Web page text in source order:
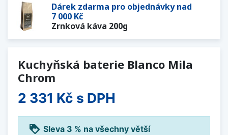
Dárek zdarma pro objednávky nad
7 000 Kč
Zrnková káva 200g
Kuchyňská baterie Blanco Mila
Chrom
2 331 Kč s DPH
loyalty Sleva 3 % na všechny větší